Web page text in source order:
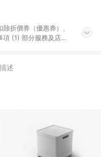
電子書，請詳閱
結帳，才享有 LINE
等其他網頁、或
將會造成追蹤中斷而
商品規格、顏色、價
述